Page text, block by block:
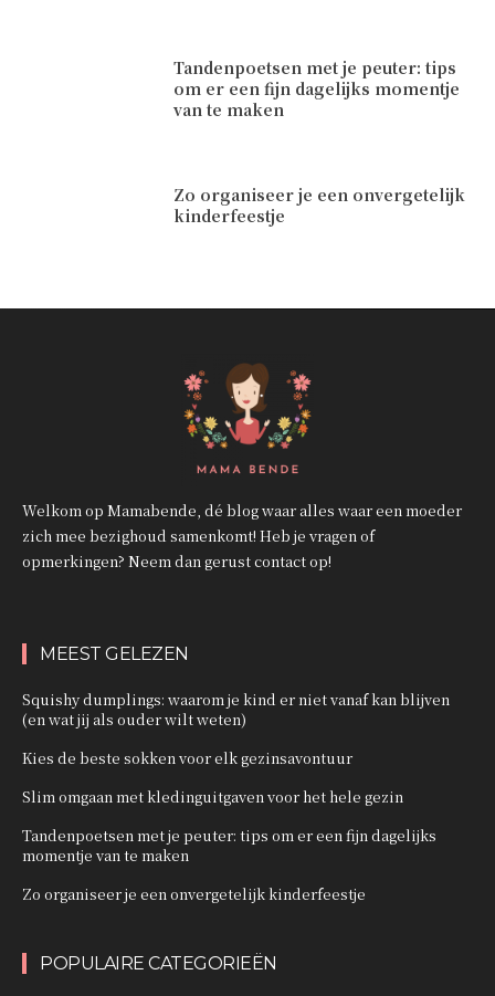
Tandenpoetsen met je peuter: tips
om er een fijn dagelijks momentje
van te maken
Zo organiseer je een onvergetelijk
kinderfeestje
Welkom op Mamabende, dé blog waar alles waar een moeder
zich mee bezighoud samenkomt! Heb je vragen of
opmerkingen? Neem dan gerust contact op!
MEEST GELEZEN
Squishy dumplings: waarom je kind er niet vanaf kan blijven
(en wat jij als ouder wilt weten)
Kies de beste sokken voor elk gezinsavontuur
Slim omgaan met kledinguitgaven voor het hele gezin
Tandenpoetsen met je peuter: tips om er een fijn dagelijks
momentje van te maken
Zo organiseer je een onvergetelijk kinderfeestje
POPULAIRE CATEGORIEËN